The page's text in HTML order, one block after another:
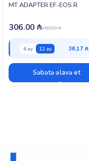
MT ADAPTER EF-EOS R
368.00₼
306.00 ₼
6 ay 12 ay 36,17 ₼
Səbətə əlavə et